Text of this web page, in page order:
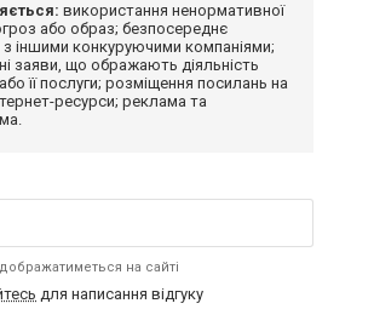
використання ненормативної
або образ; безпосереднє
з іншими конкуруючими компаніями;
заяви, що ображають діяльність
або її послуги; розміщення посилань на
ресурси; реклама та
на сайті
для написання відгуку